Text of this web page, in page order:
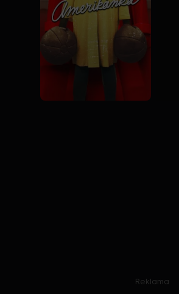
Reklama